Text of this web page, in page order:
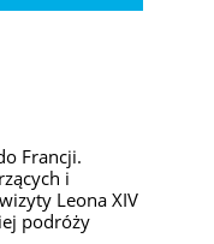
Francji.
i
Leona XIV
podróży